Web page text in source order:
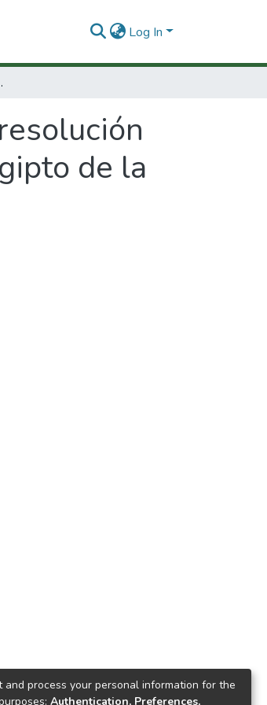
Log In
de Santafé de Bogotá. :
de la
and process your personal information for the
Authentication, Preferences,